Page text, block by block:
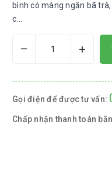
bình có màng ngăn bã
c...
– +
Gọi điện để được tư vấn:
Chấp nhận thanh toán